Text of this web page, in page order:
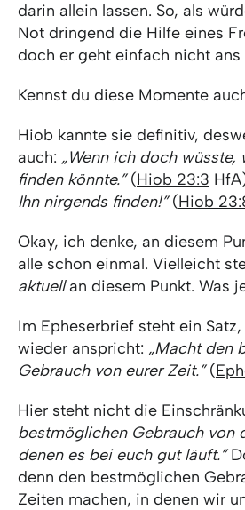
darin allein lassen. So, als
Not dringend die Hilfe eines
doch er geht einfach nicht ans
Kennst du diese Momente
Hiob kannte sie definitiv,
auch: „Wenn ich doch
finden könnte.”(Hiob 23:3
Ihn nirgends finden!”(Hiob
Okay, ich denke, an diesem
alle schon einmal. Vielleicht
aktuellan diesem Punkt. Was
Im Epheserbrief steht ein
wieder anspricht: „Macht den
Gebrauch von eurer Zeit.”(
Hier steht nicht die
bestmöglichen Gebrauch von
denen es bei euch gut läuft.”
denn den bestmöglichen
Zeiten machen, in denen wir